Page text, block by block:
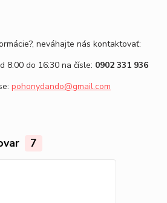
neváhajte nás kontaktovať:
8:00 do 16:30 na čísle: 0902 331 936
pohonydando@gmail.com
7